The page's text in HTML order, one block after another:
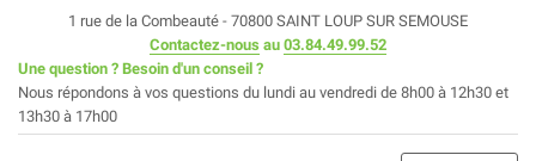
1 rue de la Combeauté - 70800 SAINT LOUP SUR SEMOUSE
Contactez-nous au 03.84.49.99.52
Une question ? Besoin d'un conseil ?
Nous répondons à vos questions du lundi au vendredi de 8h00 à 12h30 et
13h30 à 17h00